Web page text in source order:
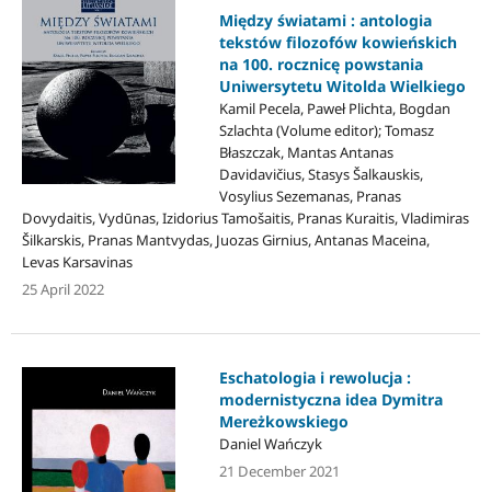
Między światami : antologia
tekstów filozofów kowieńskich
na 100. rocznicę powstania
Uniwersytetu Witolda Wielkiego
Kamil Pecela, Paweł Plichta, Bogdan
Szlachta (Volume editor); Tomasz
Błaszczak, Mantas Antanas
Davidavičius, Stasys Šalkauskis,
Vosylius Sezemanas, Pranas
Dovydaitis, Vydūnas, Izidorius Tamošaitis, Pranas Kuraitis, Vladimiras
Šilkarskis, Pranas Mantvydas, Juozas Girnius, Antanas Maceina,
Levas Karsavinas
25 April 2022
Eschatologia i rewolucja :
modernistyczna idea Dymitra
Mereżkowskiego
Daniel Wańczyk
21 December 2021